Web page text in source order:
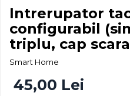
Intrerupator
configurabil
triplu, cap
Smart Home
45,00 Lei